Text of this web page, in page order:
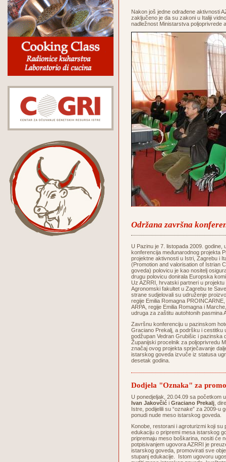
Nakon još jedne odrađene aktivnosti
zaključeno je da su zakoni u Italiji
nadležnost Ministarstva poljoprivrede
Održana završna
U Pazinu je 7. listopada 2009.
konferencija međunarodnog projekta
projektne aktivnosti u Istri, Zagrebu i
(Promotion and valorisation of Istrian
goveda) polovicu je kao nositelj
drugu polovicu donirala Europska
Uz AZRRI, hrvatski partneri u
Agronomski fakultet u Zagrebu te
strane sudjelovali su udruženje
regije Emilia Romagna
ARPA, regije Emilia Romagna i
udruga za zaštitu autohtonih pasmina
Završnu konferenciju u pazinskom
Graciano Prekalj, a podršku i cestitku
podžupan Vedran Grubišic i pazinska
Županijski procelnik za poljoprivredu
značaj ovog projekta sprječavanje
istarskog goveda izvuče iz statusa
desetak godina.
Dodjela "Oznaka" za
U ponedjeljak, 20.04.09 sa početkom
Ivan Jakovčić i Graciano Prekalj ,
Istre, podijelili su “oznake” za 2009-u
ponudi nude meso istarskog goveda.
Konobe, restorani i agroturizmi koji
edukaciju o pripremi mesa istarskog
pripremaju meso boškarina, nositi će
potpisivanjem ugovora AZRRI je
istarskog goveda, promovirati sve
stupanj edukacije. Istom ugovoru